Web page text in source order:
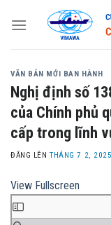
VĂN BẢN MỚI BAN HÀNH
Nghị định số
của Chính phủ
cấp trong lĩnh
ĐĂNG LÊNTHÁNG 7 2, 2025
View Fullscreen